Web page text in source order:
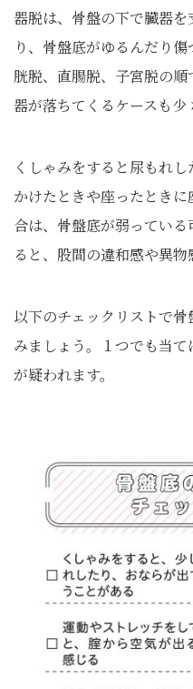
器脱は、骨盤の下で臓器
り、骨盤底がゆるんだり
胱脱、直腸脱、子宮脱の
器が落ちてくるケースも少
くしゃみをすると尿もれ
かけたときや座ったとき
合は、骨盤底が弱ってい
ると、股間の違和感や異物
以下のチェックリストで
みましょう。１つでも当
が疑われます。